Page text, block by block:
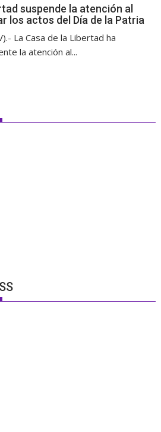
suspende la atención al
los actos del Día de la Patria
La Casa de la Libertad ha
la atención al...